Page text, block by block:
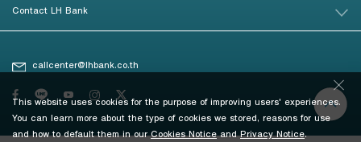
Contact LH Bank
callcenter@lhbank.co.th
This website uses cookies for the purpose of improving users' experiences.
You can learn more about the type of cookies we stored, reasons for use
and how to default them in ourCookies NoticeandPrivacy Notice.